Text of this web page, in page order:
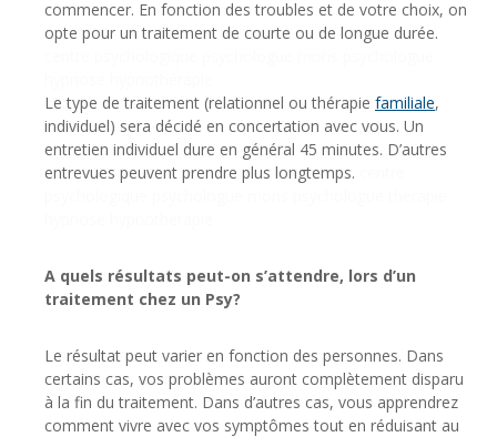
commencer. En fonction des troubles et de votre choix, on
opte pour un traitement de courte ou de longue durée.
Le type de traitement (relationnel ou thérapie familiale,
individuel) sera décidé en concertation avec vous. Un
entretien individuel dure en général 45 minutes. D’autres
entrevues peuvent prendre plus longtemps.
A quels résultats peut-on s’attendre, lors d’un
traitement chez un Psy?
Le résultat peut varier en fonction des personnes. Dans
certains cas, vos problèmes auront complètement disparu
à la fin du traitement. Dans d’autres cas, vous apprendrez
comment vivre avec vos symptômes tout en réduisant au